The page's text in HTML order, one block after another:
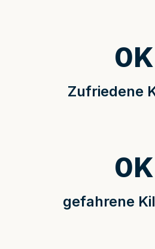
Zufriedene
0K
gefahrene
0K